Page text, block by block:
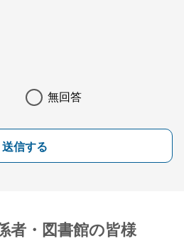
無回答
送信する
者・図書館の皆様